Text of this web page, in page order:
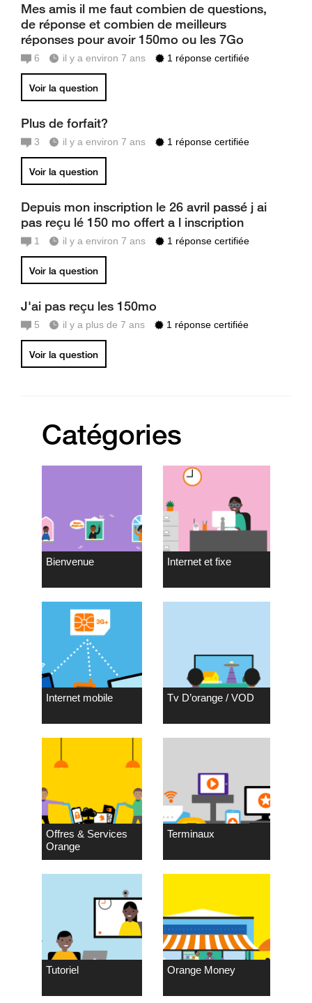
Mes amis il me faut combien de questions,
de réponse et combien de meilleurs
réponses pour avoir 150mo ou les 7Go
6 il y a environ 7 ans 1 réponse certifiée
Voir la question
Plus de forfait?
3 il y a environ 7 ans 1 réponse certifiée
Voir la question
Depuis mon inscription le 26 avril passé j ai
pas reçu lé 150 mo offert a l inscription
1 il y a environ 7 ans 1 réponse certifiée
Voir la question
J'ai pas reçu les 150mo
5 il y a plus de 7 ans 1 réponse certifiée
Voir la question
Catégories
Bienvenue Internet et fixe
Internet mobile Tv D’orange / VOD
Offres & Services
Orange
Terminaux
Tutoriel Orange Money